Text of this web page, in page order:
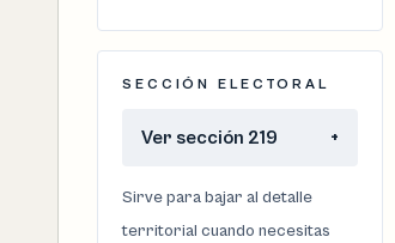
SECCIÓN ELECTORAL
Ver sección 219 +
Sirve para bajar al detalle
territorial cuando necesitas